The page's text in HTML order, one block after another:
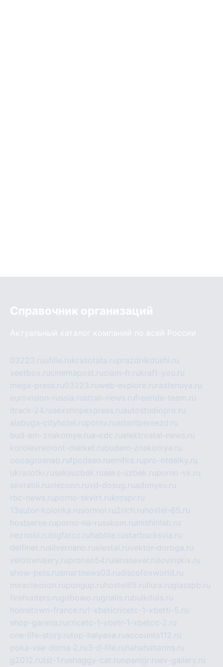
Справочник организаций
Актуальный каталог компаний по всей России
03223.ruufille.rukrasotata.ruprazdnikdushi.ru
veetbox.rucinemapost.ruciam-fr.rukraft-you.ru
mega-press.ru03223.ruweb-explore.ru rastenuya.ru
eurovision-russia.rustrah-news.rufreeride-team.ru
itrack-24.rusexshopexpress.ruautostudiopro.ru
alabuga-cityhotel.rupornv.ruatlantpereezd.ru
bud-em-znakomye.rua-cdc.ruelektrostal-news.ru
korolevremont-market.rubudem-znakomye.ru
oooagrosnab.rufpodaso.ruemfire.rupro-otdelky.ru
ukrasotki.ruseksuzbek.ruseks-uzbek.ruporno-vk.ru
sovratili.ruolecoon.ruvd-dosug.ruadonyev.ru
rbc-news.ruporno-skvirt.rukrospr.ru
13autor-kolonka.rusormol.ru2rich.ru hostel-65.ru
hostserve.ruporno-na-russkom.ru mishinlab.ru
neznobi.rubigfatcc.ru habble.rustarbucksvia.ru
delfinet.rusilvernano.ruelestal.ruvektor-doroga.ru
velotrenajery.rupronso54.ru lenasever.ru lovinskix.ru
show-pets.rusmartnews03.rudiscofoxworld.ru
miraclecoon.rupongup.ru hostel65.ru liura.ruglasspb.ru
firehunters.rugribowo.rugnalis.rubulkitula.ru
hometown-france.ru1-xbeticricetc-1-xbetti-5.ru
shop-garena.rucricetc-1-xbetr-1-xbetcc-2.ru
one-life-story.rutop-halyava.ruaccounts112.ru
poka-vse-doma-2.ru3-d-file.ru hahahaharms.ru
g2012.rutst-1.rushaggy-cat.ruopsmgr.ruev-gallery.ru